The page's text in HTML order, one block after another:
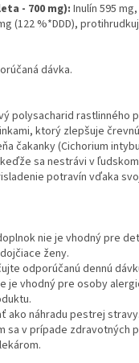
- 700 mg):Inulín 595
(122 %*DDD),
dávka.
polysacharid rastlinného
ktorý zlepšuje
čakanky (Cichorium
sa nestrávi v
potravín vďaka
nie je vhodný pre
ženy.
odporúčanú dennú
je vhodný pre osoby
ako náhradu pestrej stravy.
sa v prípade zdravotných